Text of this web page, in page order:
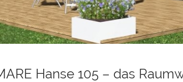
Hanse 105 – das